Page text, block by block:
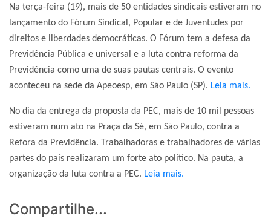
Na terça-feira (19), mais de 50 entidades sindicais estiveram no
lançamento do Fórum Sindical, Popular e de Juventudes por
direitos e liberdades democráticas. O Fórum tem a defesa da
Previdência Pública e universal e a luta contra reforma da
Previdência como uma de suas pautas centrais. O evento
aconteceu na sede da Apeoesp, em São Paulo (SP). Leia mais.
No dia da entrega da proposta da PEC, mais de 10 mil pessoas
estiveram num ato na Praça da Sé, em São Paulo, contra a
Refora da Previdência. Trabalhadoras e trabalhadores de várias
partes do país realizaram um forte ato político. Na pauta, a
organização da luta contra a PEC. Leia mais.
Compartilhe...